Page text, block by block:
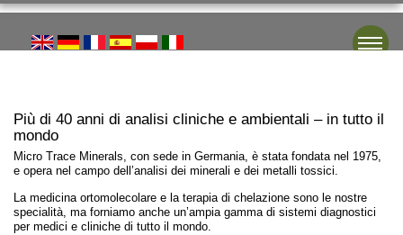
Più di 40 anni di analisi cliniche e ambientali – in tutto il
mondo
Micro Trace Minerals, con sede in Germania, è stata fondata nel 1975,
e opera nel campo dell’analisi dei minerali e dei metalli tossici.
La medicina ortomolecolare e la terapia di chelazione sono le nostre
specialità, ma forniamo anche un’ampia gamma di sistemi diagnostici
per medici e cliniche di tutto il mondo.